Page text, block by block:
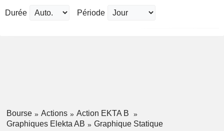
Durée Période
Bourse Actions
Action EKTA B
Graphiques Elekta AB
Graphique Statique